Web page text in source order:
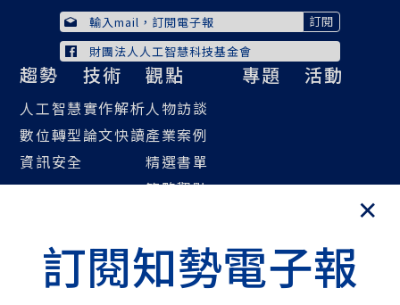
財團法人人工智慧科技基金會
趨勢
人工智慧
數位轉型
資訊安全
技術
實作解析
論文快讀
觀點
人物訪談
產業案例
精選書單
策略觀點
社畜看天下
NExT Forum
專題 活動
關於
訂閱知勢電子報